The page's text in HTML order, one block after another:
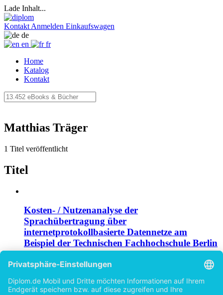
Lade Inhalt...
Kontakt Anmelden Einkaufswagen
de
en
fr
Home
Katalog
Kontakt
Matthias Träger
1 Titel veröffentlicht
Titel
Kosten- / Nutzenanalyse der
Sprachübertragung über
internetprotokollbasierte Datennetze am
Beispiel der Technischen Fachhochschule Berlin
Ein Managementleitfaden
von
Matthias Träger (Autor:in)
©2001 Diplomarbeit 137 Seiten